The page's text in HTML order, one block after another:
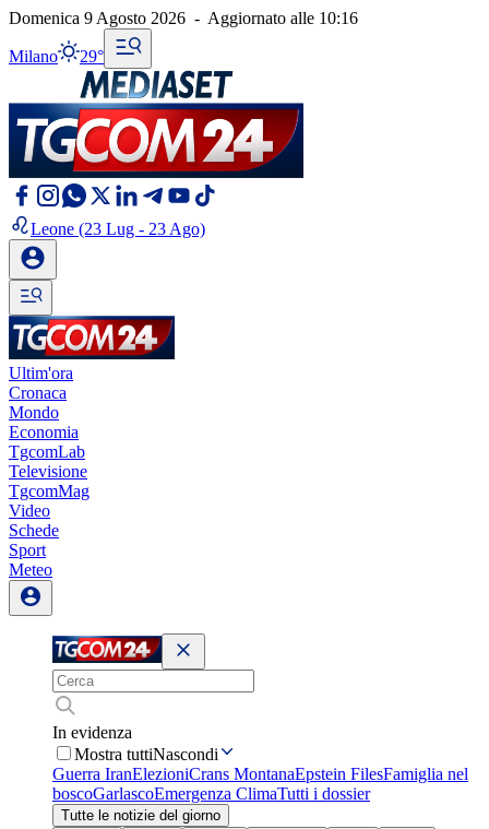
Domenica 9 Agosto 2026 - Aggiornato alle 10:16
Milano 29°
Leone (23 Lug - 23 Ago)
Ultim'ora
Cronaca
Mondo
Economia
TgcomLab
Televisione
TgcomMag
Video
Schede
Sport
Meteo
In evidenza
Mostra tuttiNascondi
Guerra IranElezioniCrans MontanaEpstein FilesFamiglia nel
boscoGarlascoEmergenza ClimaTutti i dossier
Tutte le notizie del giorno